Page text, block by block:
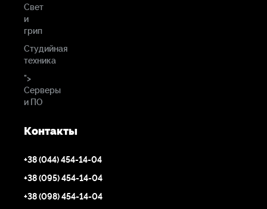
Свет
и
грип
Студийная
техника
">
Серверы
и ПО
Контакты
+38 (044) 454-14-04
+38 (095) 454-14-04
+38 (098) 454-14-04